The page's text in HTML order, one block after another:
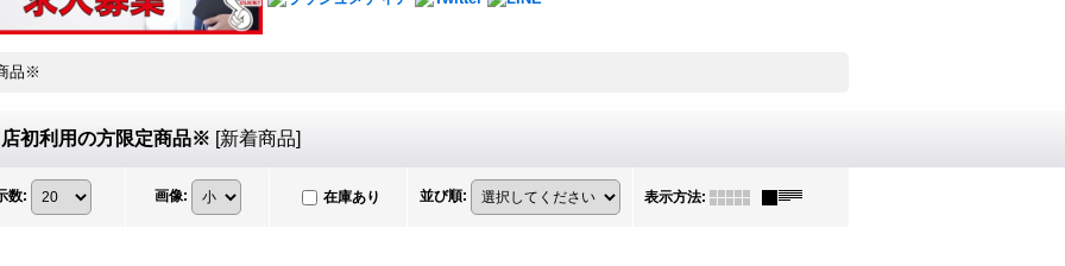
品※
初利用の方限定商品※ [新着商品]
数: 画像: 在庫あり 並び順: 表示方法: